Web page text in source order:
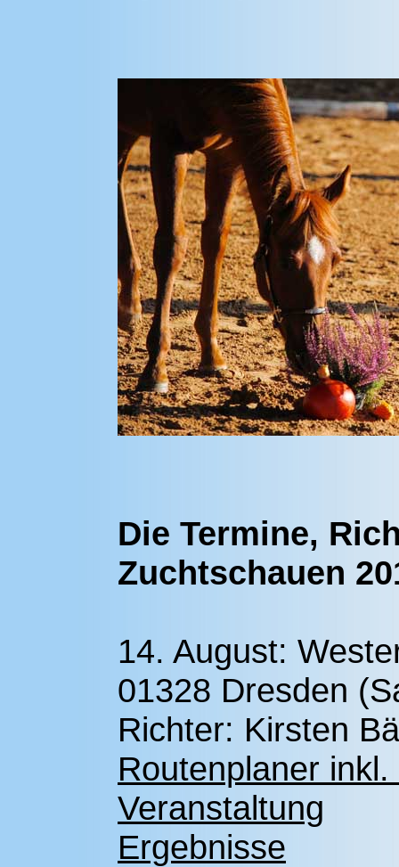
Die Termine,
Zuchtschauen
14. August:
01328 Dresden
Richter: Kirsten
Routenplaner
Veranstaltung
Ergebnisse